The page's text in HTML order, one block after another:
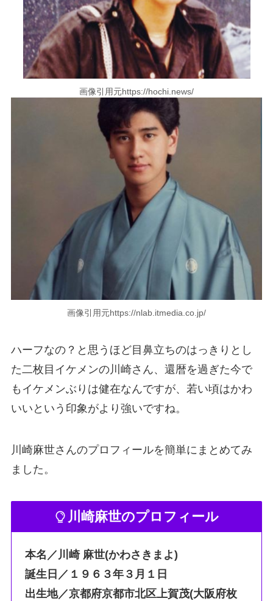
画像引用元https://hochi.news/
画像引用元https://nlab.itmedia.co.jp/
ハーフなの？と思うほど目鼻立ちのはっきりとし
た二枚目イケメンの川崎さん、還暦を過ぎた今で
もイケメンぶりは健在なんですが、若い頃はかわ
いいという印象がより強いですね。
川崎麻世さんのプロフィールを簡単にまとめてみ
ました。
川崎麻世のプロフィール
本名／川崎 麻世(かわさきまよ)
誕生日／１９６３年３月１日
出生地／京都府京都市北区上賀茂(大阪府枚